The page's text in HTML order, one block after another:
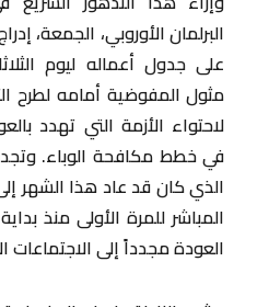
البرلمان الأوروبي، الجمعة،
على جدول أعماله ليوم
مثول المفوضية أمامه لطرح
لاحتواء الأزمة التي تهدد
في خطط مكافحة الوباء. وتجدر
الذي كان قد عاد هذا الشهر
المباشر للمرة الأولى منذ
العودة مجدداً إلى الاجتماعات